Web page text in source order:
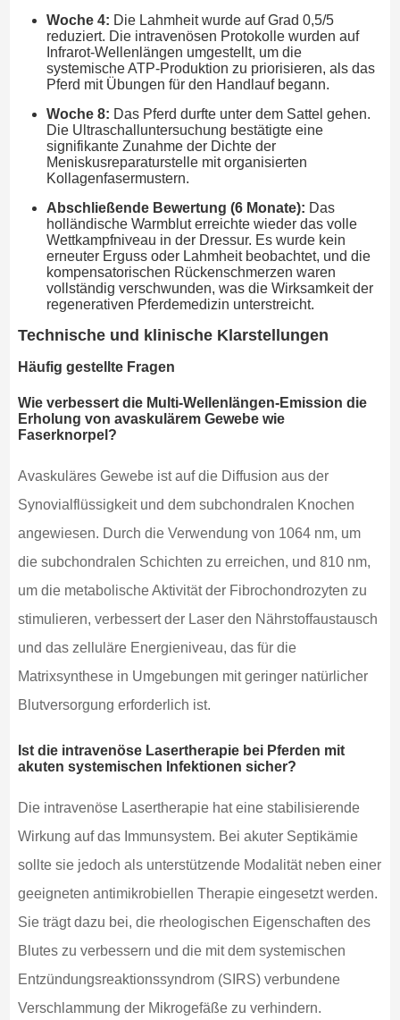
Woche 4: Die Lahmheit wurde auf Grad 0,5/5
reduziert. Die intravenösen Protokolle wurden auf
Infrarot-Wellenlängen umgestellt, um die
systemische ATP-Produktion zu priorisieren, als das
Pferd mit Übungen für den Handlauf begann.
Woche 8: Das Pferd durfte unter dem Sattel gehen.
Die Ultraschalluntersuchung bestätigte eine
signifikante Zunahme der Dichte der
Meniskusreparaturstelle mit organisierten
Kollagenfasermustern.
Abschließende Bewertung (6 Monate): Das
holländische Warmblut erreichte wieder das volle
Wettkampfniveau in der Dressur. Es wurde kein
erneuter Erguss oder Lahmheit beobachtet, und die
kompensatorischen Rückenschmerzen waren
vollständig verschwunden, was die Wirksamkeit der
regenerativen Pferdemedizin unterstreicht.
Technische und klinische Klarstellungen
Häufig gestellte Fragen
Wie verbessert die Multi-Wellenlängen-Emission die
Erholung von avaskulärem Gewebe wie
Faserknorpel?
Avaskuläres Gewebe ist auf die Diffusion aus der
Synovialflüssigkeit und dem subchondralen Knochen
angewiesen. Durch die Verwendung von 1064 nm, um
die subchondralen Schichten zu erreichen, und 810 nm,
um die metabolische Aktivität der Fibrochondrozyten zu
stimulieren, verbessert der Laser den Nährstoffaustausch
und das zelluläre Energieniveau, das für die
Matrixsynthese in Umgebungen mit geringer natürlicher
Blutversorgung erforderlich ist.
Ist die intravenöse Lasertherapie bei Pferden mit
akuten systemischen Infektionen sicher?
Die intravenöse Lasertherapie hat eine stabilisierende
Wirkung auf das Immunsystem. Bei akuter Septikämie
sollte sie jedoch als unterstützende Modalität neben einer
geeigneten antimikrobiellen Therapie eingesetzt werden.
Sie trägt dazu bei, die rheologischen Eigenschaften des
Blutes zu verbessern und die mit dem systemischen
Entzündungsreaktionssyndrom (SIRS) verbundene
Verschlammung der Mikrogefäße zu verhindern.